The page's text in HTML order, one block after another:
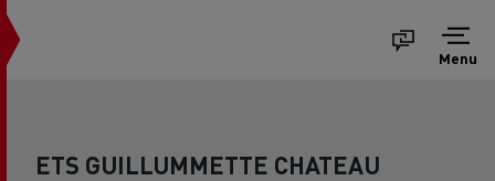
Menu
ETS GUILLUMMETTE CHATEAU